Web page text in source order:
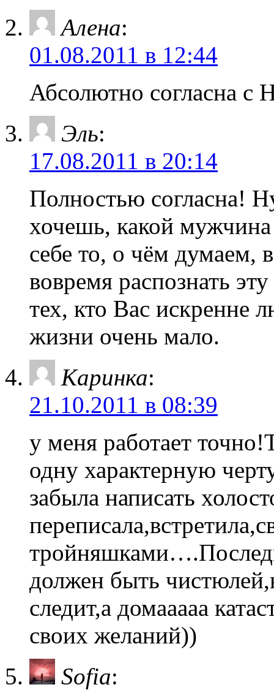
Алена:
01.08.2011 в 12:44
Абсолютно согласна с
Эль:
17.08.2011 в 20:14
Полностью согласна!
хочешь, какой
себе то, о чём думаем,
вовремя распознать
тех, кто Вас искренне
жизни очень мало.
Каринка:
21.10.2011 в 08:39
у меня работает
одну характерную
забыла написать
должен быть
следит,а домааааа
своих желаний))
Sofia: